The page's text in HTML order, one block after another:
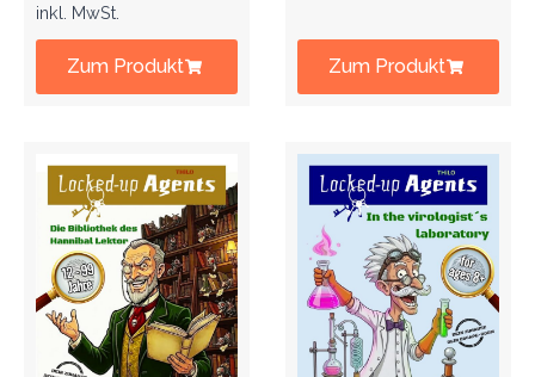
inkl. MwSt.
Zum Produkt Zum Produkt